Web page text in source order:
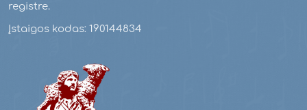
registre.
Įstaigos kodas: 190144834